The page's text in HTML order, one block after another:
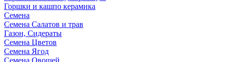
Горшки и кашпо керамика
Семена
Семена Салатов и трав
Газон, Сидераты
Семена Цветов
Семена Ягод
Семена Овощей